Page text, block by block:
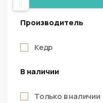
Производитель
Кедр
В наличии
Только в наличии